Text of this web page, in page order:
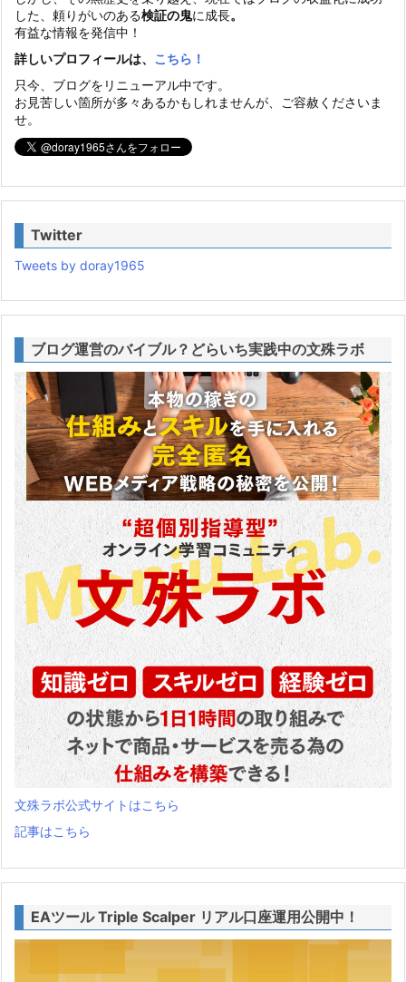
した、頼りがいのある検証の鬼に成長。
有益な情報を発信中！
詳しいプロフィールは、 こちら！
只今、ブログをリニューアル中です。
お見苦しい箇所が多々あるかもしれませんが、ご容赦くださいま
せ。
Twitter
Tweets by doray1965
ブログ運営のバイブル？どらいち実践中の文殊ラボ
文殊ラボ公式サイトはこちら
記事はこちら
EAツール Triple Scalper リアル口座運用公開中！